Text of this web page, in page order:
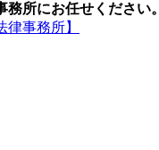
所にお任せください。